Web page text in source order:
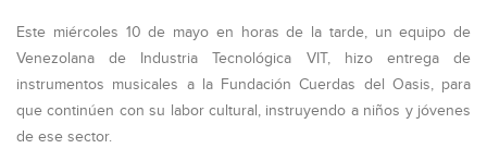
Este miércoles 10 de mayo en horas de la tarde, un equipo de
Venezolana de Industria Tecnológica VIT, hizo entrega de
instrumentos musicales a la Fundación Cuerdas del Oasis, para
que continúen con su labor cultural, instruyendo a niños y jóvenes
de ese sector.